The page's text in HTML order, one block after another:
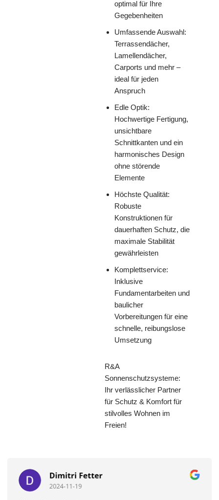
optimal für Ihre
Gegebenheiten
Umfassende Auswahl:
Terrassendächer,
Lamellendächer,
Carports und mehr –
ideal für jeden
Anspruch
Edle Optik:
Hochwertige Fertigung,
unsichtbare
Schnittkanten und ein
harmonisches Design
ohne störende
Elemente
Höchste Qualität:
Robuste
Konstruktionen für
dauerhaften Schutz, die
maximale Stabilität
gewährleisten
Komplettservice:
Inklusive
Fundamentarbeiten und
baulicher
Vorbereitungen für eine
schnelle, reibungslose
Umsetzung
R&A
Sonnenschutzsysteme:
Ihr verlässlicher Partner
für Schutz & Komfort für
stilvolles Wohnen im
Freien!